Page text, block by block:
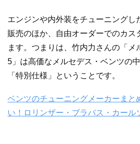
エンジンや内外装をチューニングし
販売のほか、自由オーダーでのカス
ます。つまりは、竹内力さんの「メ
5」は高価なメルセデス・ベンツの
「特別仕様」ということです。
ベンツのチューニングメーカーまと
い！ロリンザー・ブラバス・カール